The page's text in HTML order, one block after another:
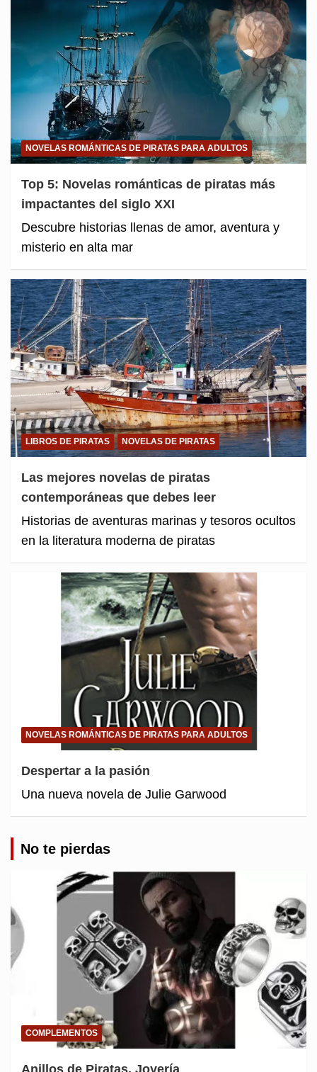
NOVELAS ROMÁNTICAS DE PIRATAS PARA ADULTOS
Top 5: Novelas románticas de piratas más
impactantes del siglo XXI
Descubre historias llenas de amor, aventura y
misterio en alta mar
LIBROS DE PIRATAS NOVELAS DE PIRATAS
Las mejores novelas de piratas
contemporáneas que debes leer
Historias de aventuras marinas y tesoros ocultos
en la literatura moderna de piratas
NOVELAS ROMÁNTICAS DE PIRATAS PARA ADULTOS
Despertar a la pasión
Una nueva novela de Julie Garwood
No te pierdas
COMPLEMENTOS
Anillos de Piratas. Joyería